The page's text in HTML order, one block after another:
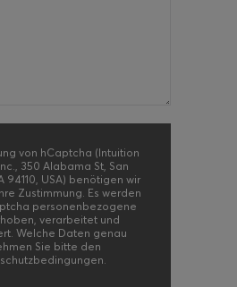
von hCaptcha (Intuition
350 Alabama St, San
94110, USA) benötigen wir
Zustimmung. Es werden
personenbezogene
verarbeitet und
Welche Daten genau
Sie bitte den